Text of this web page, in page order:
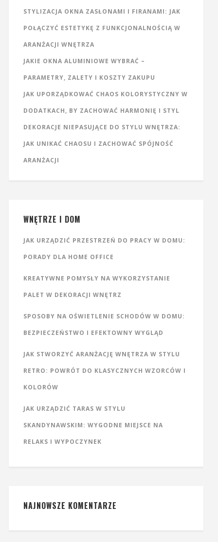
STYLIZACJA OKNA ZASŁONAMI I FIRANAMI: JAK
POŁĄCZYĆ ESTETYKĘ Z FUNKCJONALNOŚCIĄ W
ARANŻACJI WNĘTRZA
JAKIE OKNA ALUMINIOWE WYBRAĆ –
PARAMETRY, ZALETY I KOSZTY ZAKUPU
JAK UPORZĄDKOWAĆ CHAOS KOLORYSTYCZNY W
DODATKACH, BY ZACHOWAĆ HARMONIĘ I STYL
DEKORACJE NIEPASUJĄCE DO STYLU WNĘTRZA:
JAK UNIKAĆ CHAOSU I ZACHOWAĆ SPÓJNOŚĆ
ARANŻACJI
WNĘTRZE I DOM
JAK URZĄDZIĆ PRZESTRZEŃ DO PRACY W DOMU:
PORADY DLA HOME OFFICE
KREATYWNE POMYSŁY NA WYKORZYSTANIE
PALET W DEKORACJI WNĘTRZ
SPOSOBY NA OŚWIETLENIE SCHODÓW W DOMU:
BEZPIECZEŃSTWO I EFEKTOWNY WYGLĄD
JAK STWORZYĆ ARANŻACJĘ WNĘTRZA W STYLU
RETRO: POWRÓT DO KLASYCZNYCH WZORCÓW I
KOLORÓW
JAK URZĄDZIĆ TARAS W STYLU
SKANDYNAWSKIM: WYGODNE MIEJSCE NA
RELAKS I WYPOCZYNEK
NAJNOWSZE KOMENTARZE